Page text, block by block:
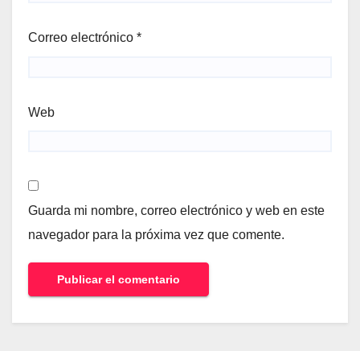
Correo electrónico *
Web
Guarda mi nombre, correo electrónico y web en este
navegador para la próxima vez que comente.